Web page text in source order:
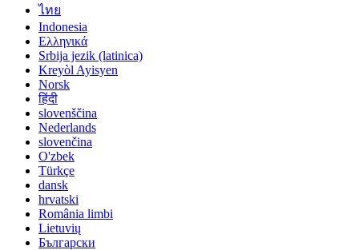
ไทย
Indonesia
Ελληνικά
Srbija jezik (latinica)
Kreyòl Ayisyen
Norsk
हिंदी
slovenščina
Nederlands
slovenčina
O'zbek
Türkçe
dansk
hrvatski
România limbi
Lietuvių
Български